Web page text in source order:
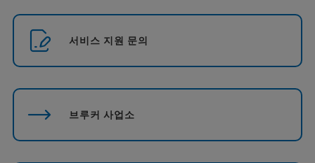
서비스 지원 문의
브루커 사업소